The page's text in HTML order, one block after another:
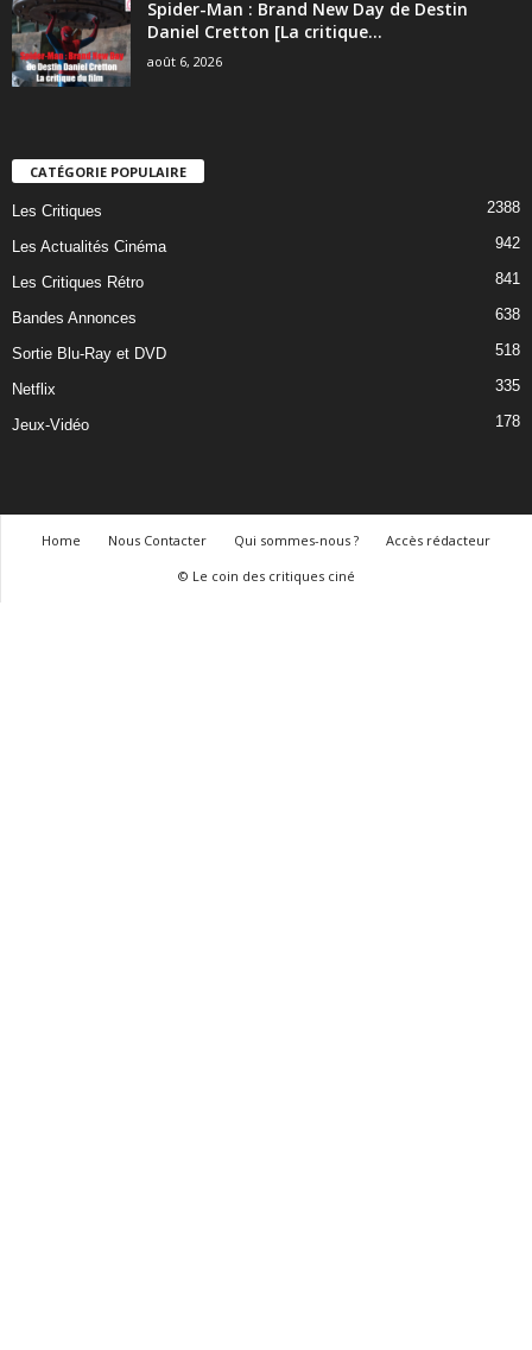
Spider-Man : Brand New Day de Destin
Daniel Cretton [La critique...
août 6, 2026
CATÉGORIE POPULAIRE
Les Critiques 2388
Les Actualités Cinéma 942
Les Critiques Rétro 841
Bandes Annonces 638
Sortie Blu-Ray et DVD 518
Netflix 335
Jeux-Vidéo 178
Home Nous Contacter Qui sommes-nous ?
Accès rédacteur
© Le coin des critiques ciné